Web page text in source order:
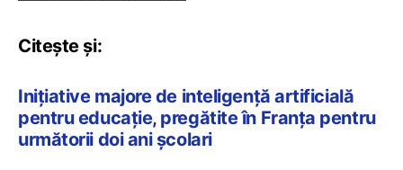
Citește și:
Inițiative majore de inteligență artificială
pentru educație, pregătite în Franța pentru
următorii doi ani școlari